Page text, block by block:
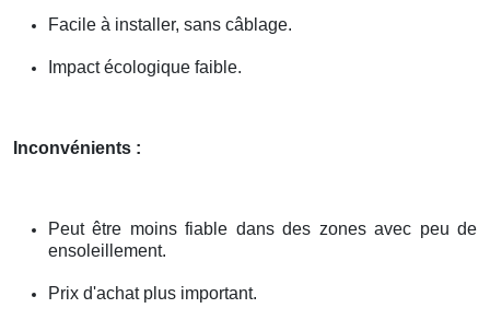
Facile à installer, sans câblage.
Impact écologique faible.
Inconvénients :
Peut être moins fiable dans des zones avec peu de
ensoleillement.
Prix d'achat plus important.